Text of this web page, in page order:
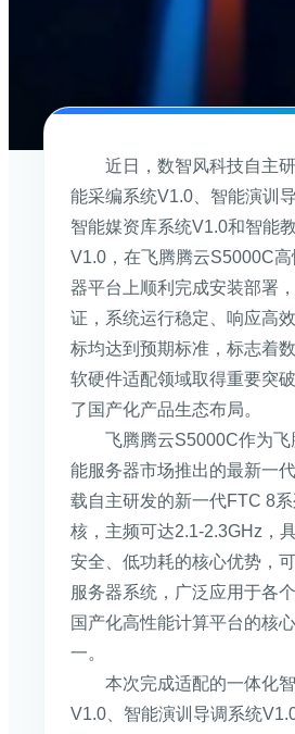
近日，数智风科技自主
能采编系统V1.0、智能演训
智能媒资库系统V1.0和智能
V1.0，在飞腾腾云S5000C
器平台上顺利完成安装部署
证，系统运行稳定、响应高
标均达到预期标准，标志着
软硬件适配领域取得重要突
了国产化产品生态布局。
飞腾腾云S5000C作为
能服务器市场推出的最新一
载自主研发的新一代FTC 8
核，主频可达2.1-2.3GHz，
安全、低功耗的核心优势，
服务器系统，广泛应用于各
国产化高性能计算平台的核
一。
本次完成适配的一体化
V1.0、智能演训导调系统